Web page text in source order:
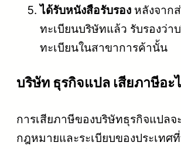
ได้รับหนังสือรับรอง หลังจาก
ทะเบียนบริษัทแล้ว รับรองว่า
ทะเบียนในสาขาการค้านั้น
บริษัท ธุรกิจแปล เสียภาษีอะ
การเสียภาษีของบริษัทธุรกิจแปล
กฎหมายและระเบียบของประเทศ